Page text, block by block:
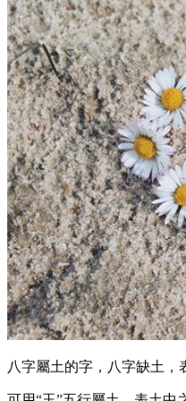
八字屬土的字，八字缺土，